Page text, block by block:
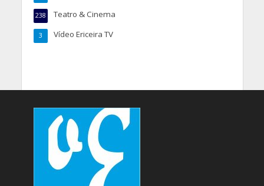
Teatro & Cinema
238
Vídeo Ericeira TV
3